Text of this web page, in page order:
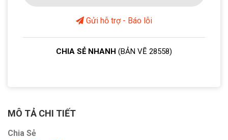
Gửi hỗ trợ - Báo lỗi
CHIA SẺ NHANH (BẢN VẼ 28558)
MÔ TẢ CHI TIẾT
Chia Sẻ